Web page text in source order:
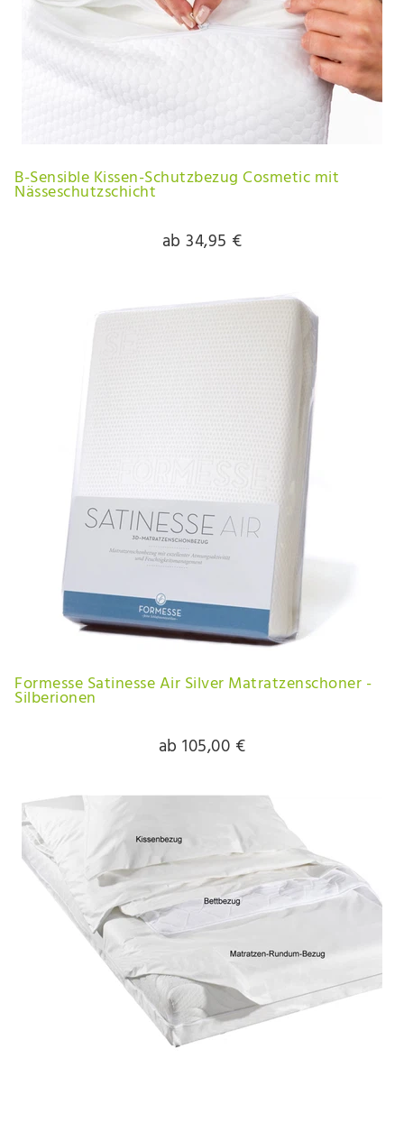
B-Sensible Kissen-Schutzbezug Cosmetic mit
Nässeschutzschicht
ab 34,95 €
Formesse Satinesse Air Silver Matratzenschoner -
Silberionen
ab 105,00 €